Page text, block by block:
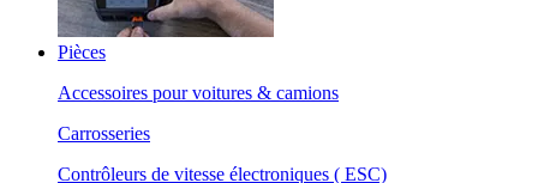
Pièces
Accessoires pour voitures & camions
Carrosseries
Contrôleurs de vitesse électroniques ( ESC)